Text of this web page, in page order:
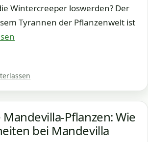
Wintercreeper loswerden? Der
Tyrannen der Pflanzenwelt ist
Pflanzen: Wie
bei Mandevilla